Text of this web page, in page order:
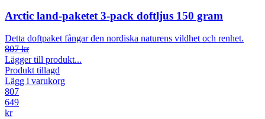
Arctic land-paketet 3-pack doftljus 150 gram
Detta doftpaket fångar den nordiska naturens vildhet och renhet.
807 kr
Lägger till produkt...
Produkt tillagd
Lägg i varukorg
807
649
kr